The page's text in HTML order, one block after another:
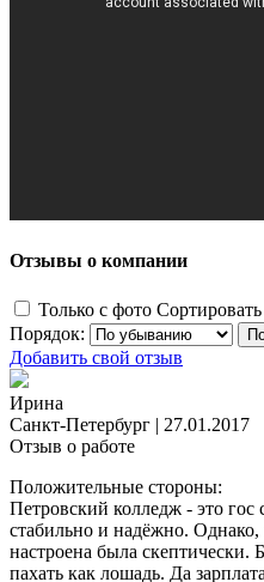
Отзывы о компании
Только с фото
Порядок:
Добавить свой отзыв
Ирина
Санкт-Петербург | 27.01.2017
Отзыв о работе
Положительные стороны:
Петровский колледж - это гос
стабильно и надёжно. Однако,
настроена была скептически.
пахать как лошадь. Да